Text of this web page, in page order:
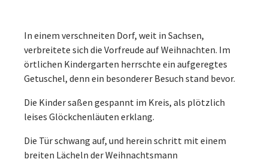
In einem verschneiten Dorf, weit in Sachsen,
verbreitete sich die Vorfreude auf Weihnachten. Im
örtlichen Kindergarten herrschte ein aufgeregtes
Getuschel, denn ein besonderer Besuch stand bevor.
Die Kinder saßen gespannt im Kreis, als plötzlich
leises Glöckchenläuten erklang.
Die Tür schwang auf, und herein schritt mit einem
breiten Lächeln der Weihnachtsmann